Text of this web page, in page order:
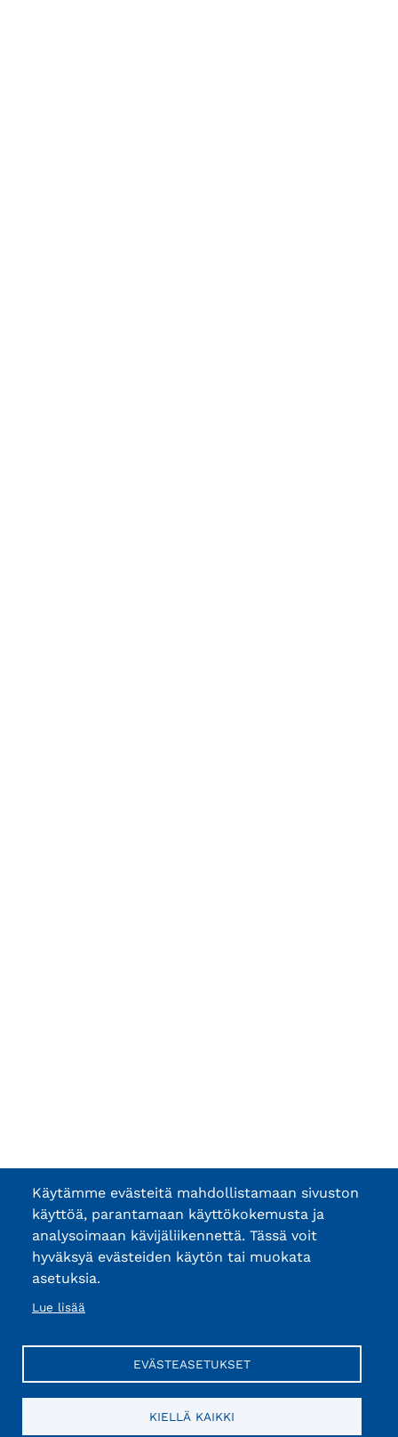
Käytämme evästeitä mahdollistamaan sivuston
käyttöä, parantamaan käyttökokemusta ja
analysoimaan kävijäliikennettä. Tässä voit
hyväksyä evästeiden käytön tai muokata
asetuksia.
Lue lisää
EVÄSTEASETUKSET
KIELLÄ KAIKKI